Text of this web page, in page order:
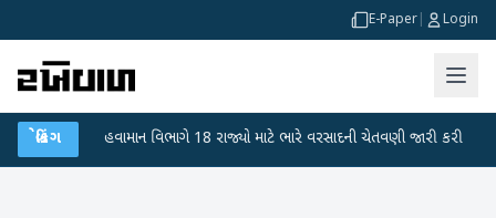
E-Paper Login
બ્રેકિંગ
હવામાન વિભાગે 18 રાજ્યો માટે ભારે વરસાદની ચેતવણી જારી કરી ●